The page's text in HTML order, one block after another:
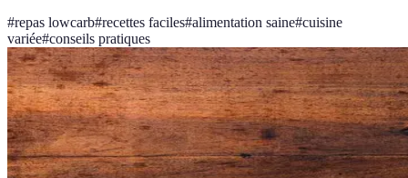
#repas lowcarb#recettes faciles#alimentation saine#cuisine
variée#conseils pratiques